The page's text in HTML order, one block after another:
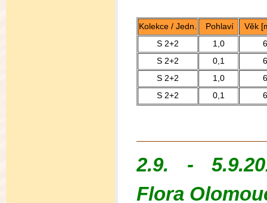
Kolekce / Jedn. Pohlaví
Věk
S 2+2
1,0
6
S 2+2
0,1
6
S 2+2
1,0
6
S 2+2
0,1 6
2.9. -
Flora